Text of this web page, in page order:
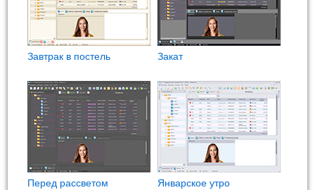
Завтрак в постель Закат
Перед рассветом Январское утро